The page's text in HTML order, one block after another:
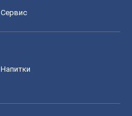
Сервис
Напитки